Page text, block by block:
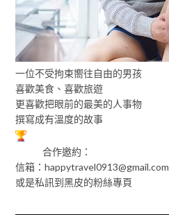
一位不受拘束嚮往自由的男孩
喜歡美食、喜歡旅遊
更喜歡把眼前的最美的人事物
撰寫成有溫度的故事
合作邀約：
信箱：happytravel0913@gmail.com
或是私訊到黑皮的粉絲專頁